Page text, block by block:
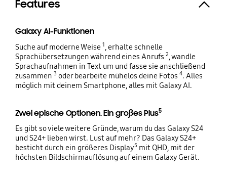
Features
Galaxy AI-Funktionen
Suche auf moderne Weise 1 , erhalte schnelle
Sprachübersetzungen während eines Anrufs 2 , wandle
Sprachaufnahmen in Text um und fasse sie anschließend
zusammen 3oder bearbeite mühelos deine Fotos 4. Alles
möglich mit deinem Smartphone, alles mit Galaxy AI.
Zwei epische Optionen. Ein großes Plus5
Es gibt so viele weitere Gründe, warum du das Galaxy S24
und S24+ lieben wirst. Lust auf mehr? Das Galaxy S24+
besticht durch ein größeres Display5mit QHD, mit der
höchsten Bildschirmauflösung auf einem Galaxy Gerät.